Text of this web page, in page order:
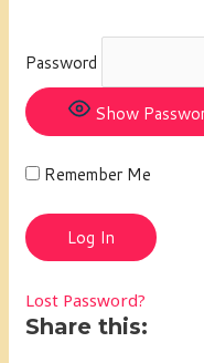
Password
Show
Remember Me
Lost Password?
Share this: